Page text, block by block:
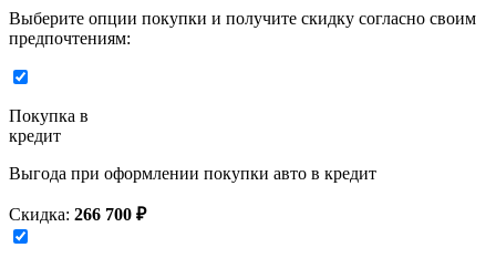
Выберите опции покупки и получите скидку согласно своим
предпочтениям:
Покупка в
кредит
Выгода при оформлении покупки авто в кредит
Скидка: 266 700 ₽